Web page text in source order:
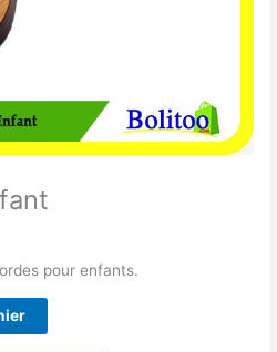
pour enfants.